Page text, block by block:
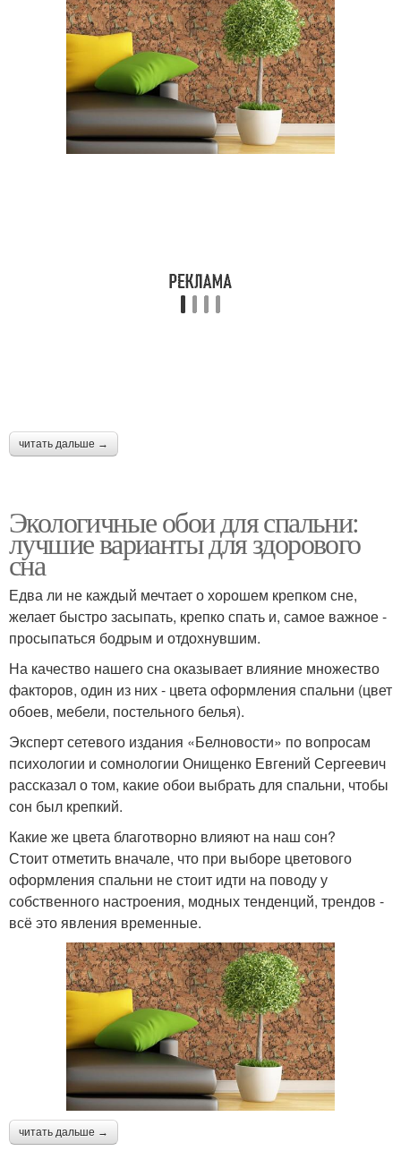
читать дальше →
Экологичные обои для спальни:
лучшие варианты для здорового
сна
Едва ли не каждый мечтает о хорошем крепком сне,
желает быстро засыпать, крепко спать и, самое важное -
просыпаться бодрым и отдохнувшим.
На качество нашего сна оказывает влияние множество
факторов, один из них - цвета оформления спальни (цвет
обоев, мебели, постельного белья).
Эксперт сетевого издания «Белновости» по вопросам
психологии и сомнологии Онищенко Евгений Сергеевич
рассказал о том, какие обои выбрать для спальни, чтобы
сон был крепкий.
Какие же цвета благотворно влияют на наш сон?
Стоит отметить вначале, что при выборе цветового
оформления спальни не стоит идти на поводу у
собственного настроения, модных тенденций, трендов -
всё это явления временные.
читать дальше →